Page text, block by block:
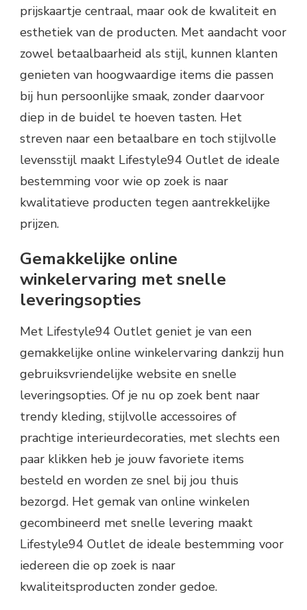
prijskaartje centraal, maar ook de kwaliteit en
esthetiek van de producten. Met aandacht voor
zowel betaalbaarheid als stijl, kunnen klanten
genieten van hoogwaardige items die passen
bij hun persoonlijke smaak, zonder daarvoor
diep in de buidel te hoeven tasten. Het
streven naar een betaalbare en toch stijlvolle
levensstijl maakt Lifestyle94 Outlet de ideale
bestemming voor wie op zoek is naar
kwalitatieve producten tegen aantrekkelijke
prijzen.
Gemakkelijke online
winkelervaring met snelle
leveringsopties
Met Lifestyle94 Outlet geniet je van een
gemakkelijke online winkelervaring dankzij hun
gebruiksvriendelijke website en snelle
leveringsopties. Of je nu op zoek bent naar
trendy kleding, stijlvolle accessoires of
prachtige interieurdecoraties, met slechts een
paar klikken heb je jouw favoriete items
besteld en worden ze snel bij jou thuis
bezorgd. Het gemak van online winkelen
gecombineerd met snelle levering maakt
Lifestyle94 Outlet de ideale bestemming voor
iedereen die op zoek is naar
kwaliteitsproducten zonder gedoe.